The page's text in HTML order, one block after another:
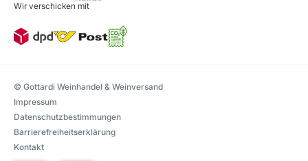
Wir verschicken mit
© Gottardi Weinhandel & Weinversand
Impressum
Datenschutzbestimmungen
Barrierefreiheitserklärung
Kontakt